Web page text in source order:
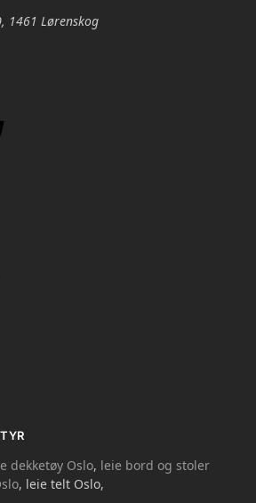
1461 Lørenskog
dekketøy Oslo, leie bord og stoler
, leie telt Oslo,